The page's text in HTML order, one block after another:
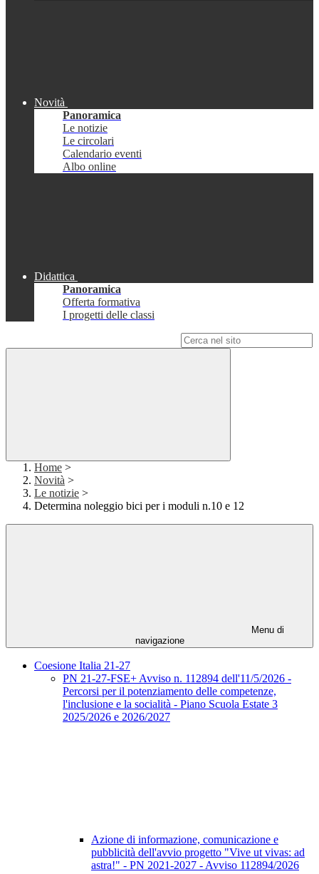
Novità
Panoramica
Le notizie
Le circolari
Calendario eventi
Albo online
Didattica
Panoramica
Offerta formativa
I progetti delle classi
Home >
Novità >
Le notizie >
Determina noleggio bici per i moduli n.10 e 12
Menu di
navigazione
Coesione Italia 21-27
PN 21-27-FSE+ Avviso n. 112894 dell'11/5/2026 -
Percorsi per il potenziamento delle competenze,
l'inclusione e la socialità - Piano Scuola Estate 3
2025/2026 e 2026/2027
Azione di informazione, comunicazione e
pubblicità dell'avvio progetto "Vive ut vivas: ad
astra!" - PN 2021-2027 - Avviso 112894/2026